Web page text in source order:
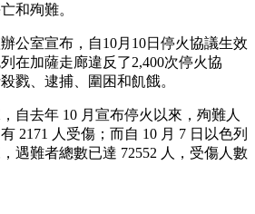
和殉難。
公室宣布，自10月10日停火協議生效
在加薩走廊違反了2,400次停火協
戮、逮捕、圍困和飢餓。
自去年 10 月宣布停火以來，殉難人
2171 人受傷；而自 10 月 7 日以色列
遇難者總數已達 72552 人，受傷人數